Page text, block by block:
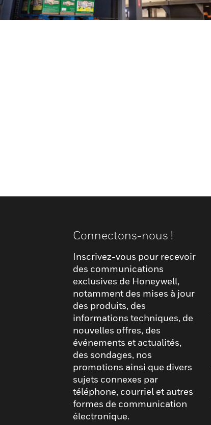
Connectons-nous !
Inscrivez-vous pour recevoir
des communications
exclusives de Honeywell,
notamment des mises à jour
des produits, des
informations techniques, de
nouvelles offres, des
événements et actualités,
des sondages, nos
promotions ainsi que divers
sujets connexes par
téléphone, courriel et autres
formes de communication
électronique.